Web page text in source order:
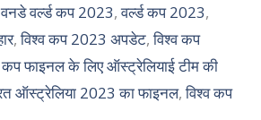
वनडे वर्ल्ड कप 2023,वर्ल्ड कप 2023,
,विश्व कप 2023 अपडेट,विश्व कप
कप फाइनल के लिए ऑस्ट्रेलियाई टीम की
ऑस्ट्रेलिया 2023 का फाइनल,विश्व कप